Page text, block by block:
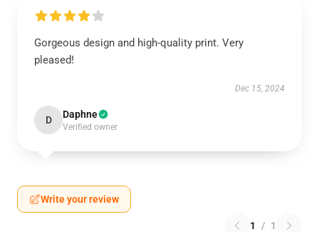
Gorgeous design and high-quality print. Very
pleased!
Dec 15, 2024
D Daphne
Verified owner
Write your review
1 / 1